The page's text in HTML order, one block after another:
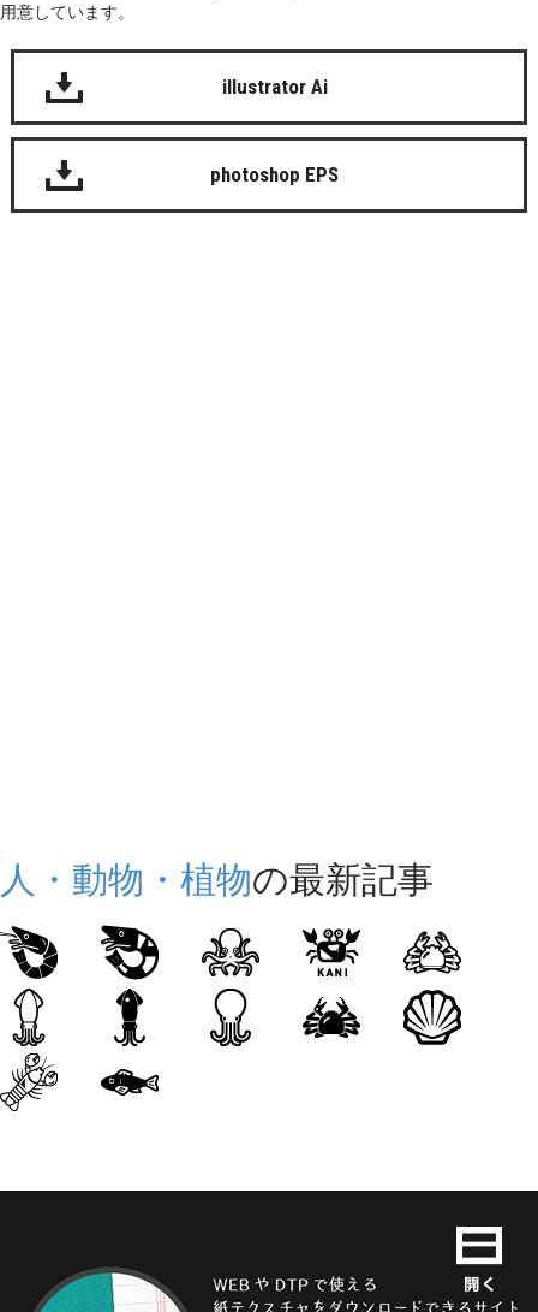
用意しています。
illustrator Ai
photoshop EPS
人・動物・植物の最新記事